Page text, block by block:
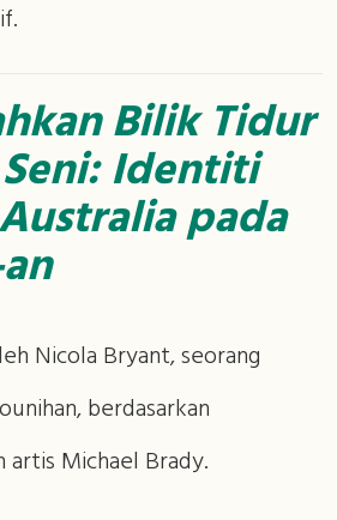
Bilik Tidur
Identiti
pada
Nicola Bryant, seorang
berdasarkan
artis Michael Brady.